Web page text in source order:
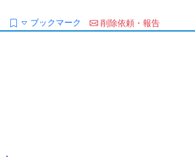
ブックマーク 削除依頼・報告